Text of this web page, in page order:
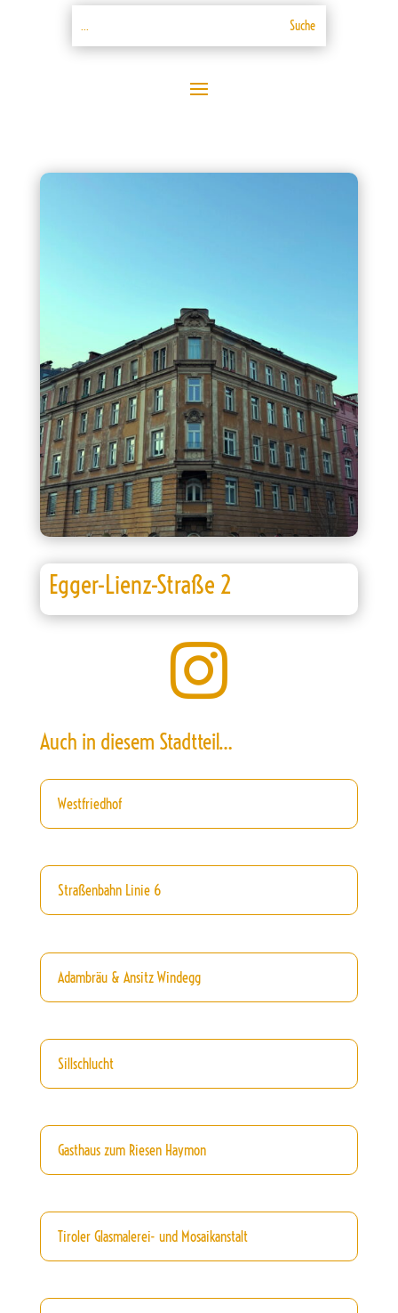
Egger-Lienz-Straße 2

Auch in diesem Stadtteil…
Westfriedhof
Straßenbahn Linie 6
Adambräu & Ansitz Windegg
Sillschlucht
Gasthaus zum Riesen Haymon
Tiroler Glasmalerei- und Mosaikanstalt